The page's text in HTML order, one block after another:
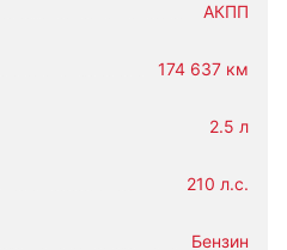
АКПП
174 637 км
2.5 л
210 л.с.
Бензин